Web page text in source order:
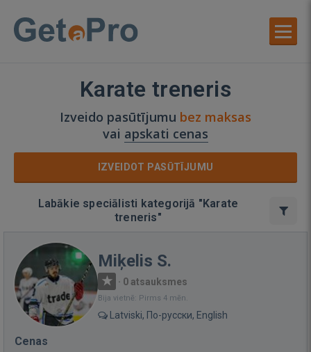
Karate treneris
Izveido pasūtījumu bez maksas
vai apskati cenas
IZVEIDOT PASŪTĪJUMU
Labākie speciālisti kategorijā "Karate
treneris"
Miķelis S.
· 0 atsauksmes
Bija vietnē: Pirms 4 mēn.
Latviski, По-русски, English
Cenas